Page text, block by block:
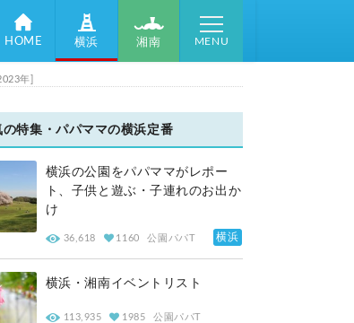
HOME 横浜 湘南 MENU
年]
の特集・パパママの横浜定番
横浜の公園をパパママがレポー
ト、子供と遊ぶ・子連れのお出か
け
36,618 1160 公園パパT 横浜
横浜・湘南イベントリスト
113,935 1985 公園パパT